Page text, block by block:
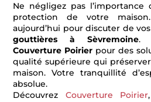
Ne négligez pas l’importance
protection de votre
aujourd’hui pour discuter de
gouttières à Sèvremoine.
Couverture Poirier pour des
qualité supérieure qui
maison. Votre tranquillité
absolue.
Découvrez Couverture Poirier